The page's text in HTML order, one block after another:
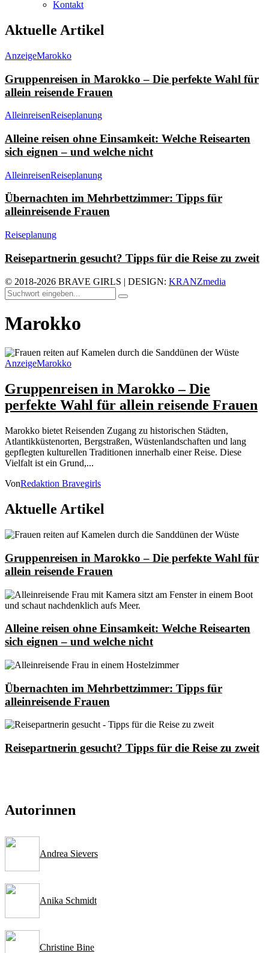
Kontakt
Aktuelle Artikel
AnzeigeMarokko
Gruppenreisen in Marokko – Die perfekte Wahl für
allein reisende Frauen
AlleinreisenReiseplanung
Alleine reisen ohne Einsamkeit: Welche Reisearten
sich eignen – und welche nicht
AlleinreisenReiseplanung
Übernachten im Mehrbettzimmer: Tipps für
alleinreisende Frauen
Reiseplanung
Reisepartnerin gesucht? Tipps für die Reise zu zweit
© 2018-2026 BRAVE GIRLS | DESIGN: KRANZmedia
Marokko
AnzeigeMarokko
Gruppenreisen in Marokko – Die
perfekte Wahl für allein reisende Frauen
Marokko bietet Reisenden Zugang zu historischen Städten,
Atlantikküstenorten, Bergstraßen, Wüstenlandschaften und lang
gepflegten kulturellen Traditionen innerhalb einer Reise. Diese
Vielfalt ist ein Grund,...
VonRedaktion Bravegirls
Aktuelle Artikel
Gruppenreisen in Marokko – Die perfekte Wahl für
allein reisende Frauen
Alleine reisen ohne Einsamkeit: Welche Reisearten
sich eignen – und welche nicht
Übernachten im Mehrbettzimmer: Tipps für
alleinreisende Frauen
Reisepartnerin gesucht? Tipps für die Reise zu zweit
Autorinnen
Andrea Sievers
Anika Schmidt
Christine Bine